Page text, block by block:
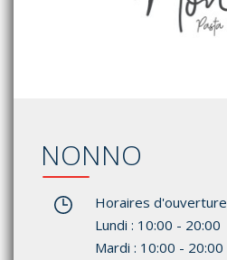
NONNO
Horaires d'ouverture
Lundi : 10:00 - 20:00
Mardi : 10:00 - 20:00